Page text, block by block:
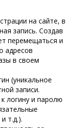
на сайте, в
запись. Создав
перемещаться и
адресов
в своем
(уникальное
записи.
логину и паролю
т.д.).